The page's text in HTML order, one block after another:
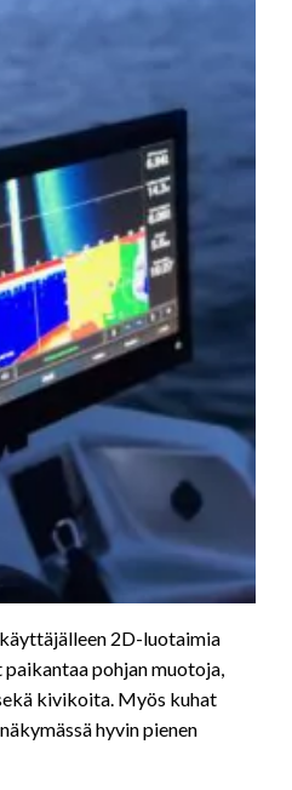
2D-luotaimia
pohjan muotoja,
kivikoita. Myös kuhat
hyvin pienen